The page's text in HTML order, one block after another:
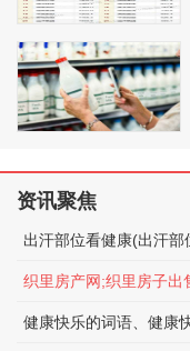
资讯聚焦
出汗部位看健康(出汗部
织里房产网;织里房子出
健康快乐的词语、健康